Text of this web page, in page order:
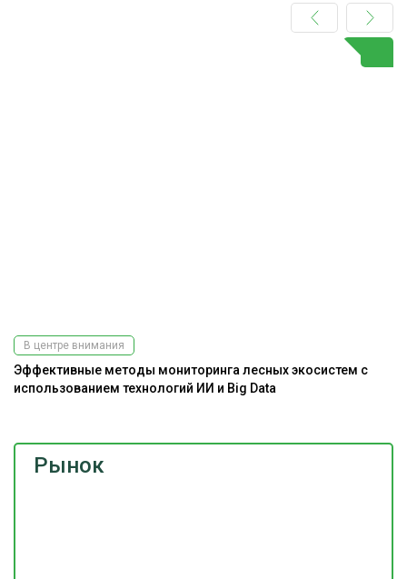
Рынок
В центре внимания
Эффективные методы мониторинга лесных экосистем с
использованием технологий ИИ и Big Data